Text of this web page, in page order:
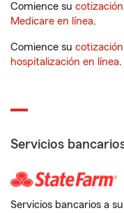
Comience su
Medicare en línea.
Comience su
hospitalización en línea.
Servicios
Servicios bancarios a